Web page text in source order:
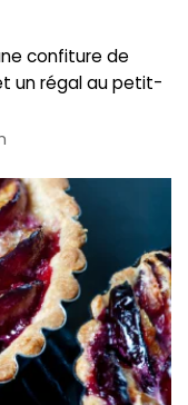
confiture de
un régal au petit-